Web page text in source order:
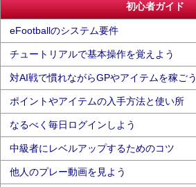
初心者ガイド
eFootballのシステム要件
チュートリアルで基本操作を覚えよう
対AI戦で慣れながらGPやアイテムを稼ごう
ポイントやアイテムの入手方法と使い所
なるべく毎日ログインしよう
中級者にレベルアップするためのコツ
他人のプレー動画を見よう